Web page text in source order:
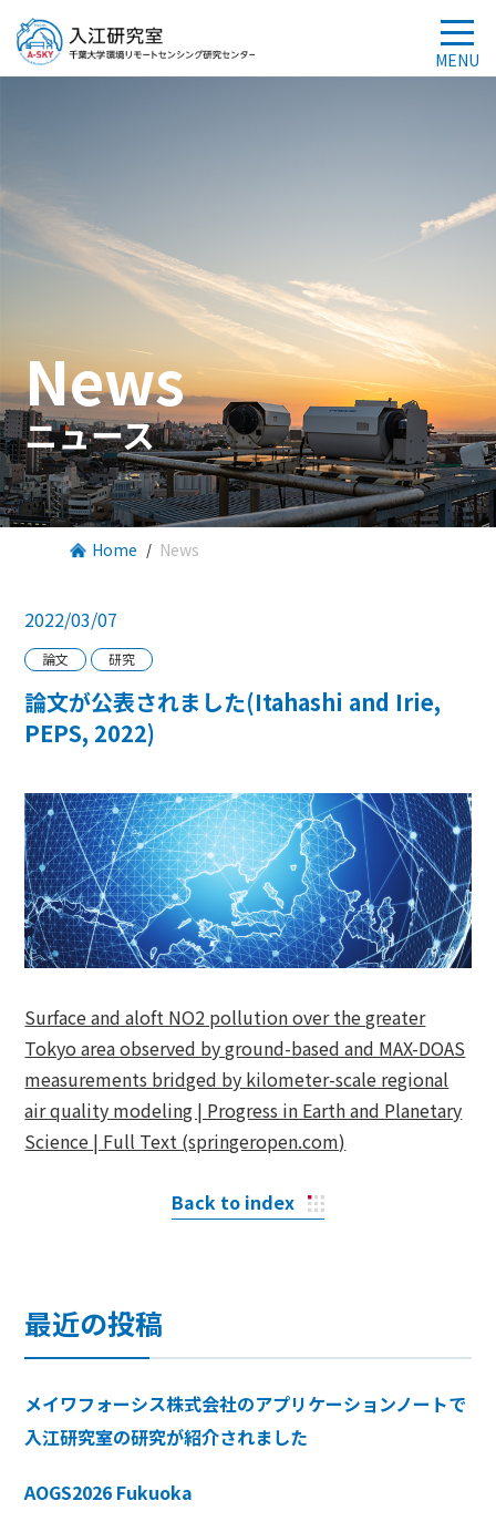
News
ニュース
Home News
2022/03/07
論文 研究
論文が公表されました(Itahashi and Irie,
PEPS, 2022)
Surface and aloft NO2 pollution over the greater
Tokyo area observed by ground-based and MAX-DOAS
measurements bridged by kilometer-scale regional
air quality modeling | Progress in Earth and Planetary
Science | Full Text (springeropen.com)
Back to index
最近の投稿
メイワフォーシス株式会社のアプリケーションノートで
入江研究室の研究が紹介されました
AOGS2026 Fukuoka